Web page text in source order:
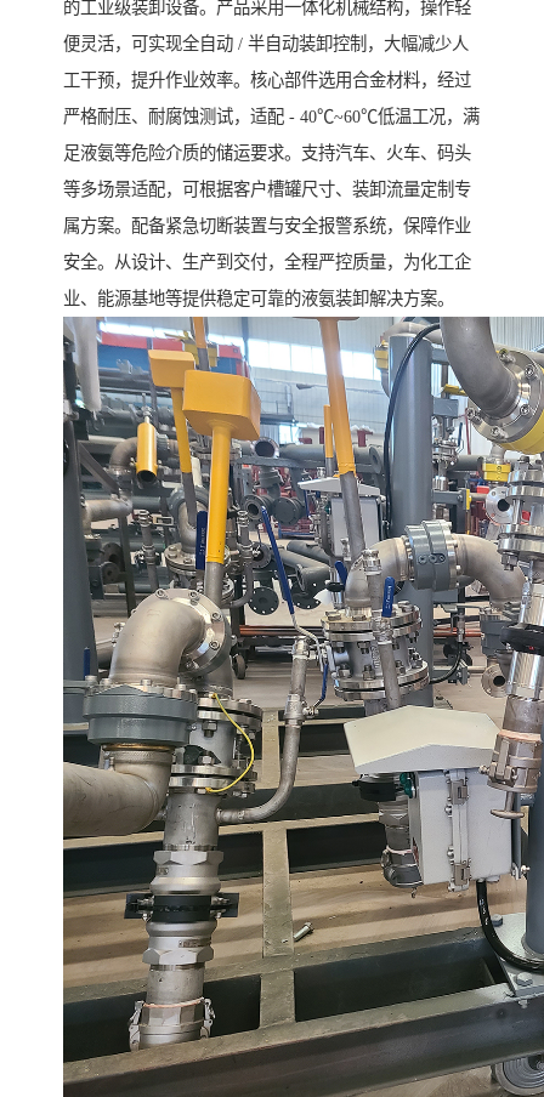
的工业级装卸设备。产品采用一体化机械结构，操作轻
便灵活，可实现全自动 / 半自动装卸控制，大幅减少人
工干预，提升作业效率。核心部件选用合金材料，经过
严格耐压、耐腐蚀测试，适配 - 40℃~60℃低温工况，满
足液氨等危险介质的储运要求。支持汽车、火车、码头
等多场景适配，可根据客户槽罐尺寸、装卸流量定制专
属方案。配备紧急切断装置与安全报警系统，保障作业
安全。从设计、生产到交付，全程严控质量，为化工企
业、能源基地等提供稳定可靠的液氨装卸解决方案。